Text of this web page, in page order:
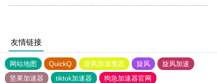
友情链接
网站地图 QuickQ 旋风加速度器 旋风
旋风加速
坚果加速器
tiktok加速器
狗急加速器官网